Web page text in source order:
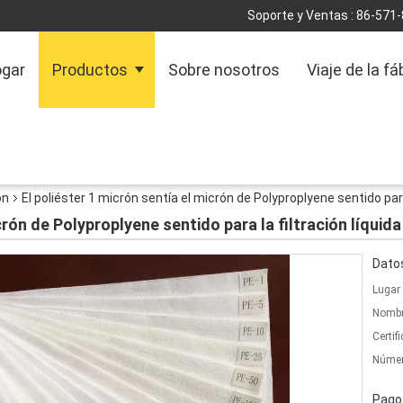
Soporte y Ventas : 86-
Productos Sobre nosotros Viaje de la
El poliéster 1 micrón sentía el micrón de Polyproplyene sentido
de Polyproplyene sentido para la filtración líquida